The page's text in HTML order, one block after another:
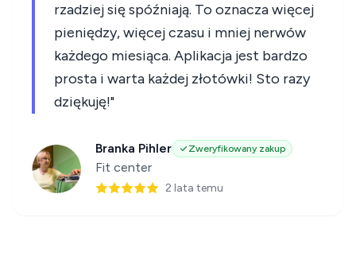
rzadziej się spóźniają. To oznacza więcej
pieniędzy, więcej czasu i mniej nerwów
każdego miesiąca. Aplikacja jest bardzo
prosta i warta każdej złotówki! Sto razy
dziękuję!"
Branka Pihler Zweryfikowany zakup
Fit center
2 lata temu